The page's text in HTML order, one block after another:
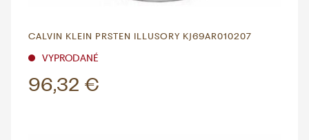
CALVIN KLEIN PRSTEN ILLUSORY KJ69AR010207
VYPRODANÉ
96,32 €